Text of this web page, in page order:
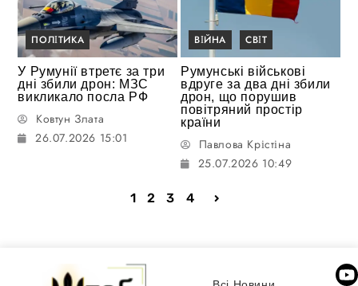
ПОЛІТИКА
У Румунії втретє за три
дні збили дрон: МЗС
викликало посла РФ
Ковтун Злата
26.07.2026 15:01
ВІЙНА СВІТ
Румунські військові
вдруге за два дні збили
дрон, що порушив
повітряний простір
країни
Павлова Крістіна
25.07.2026 10:49
1 2 3 4